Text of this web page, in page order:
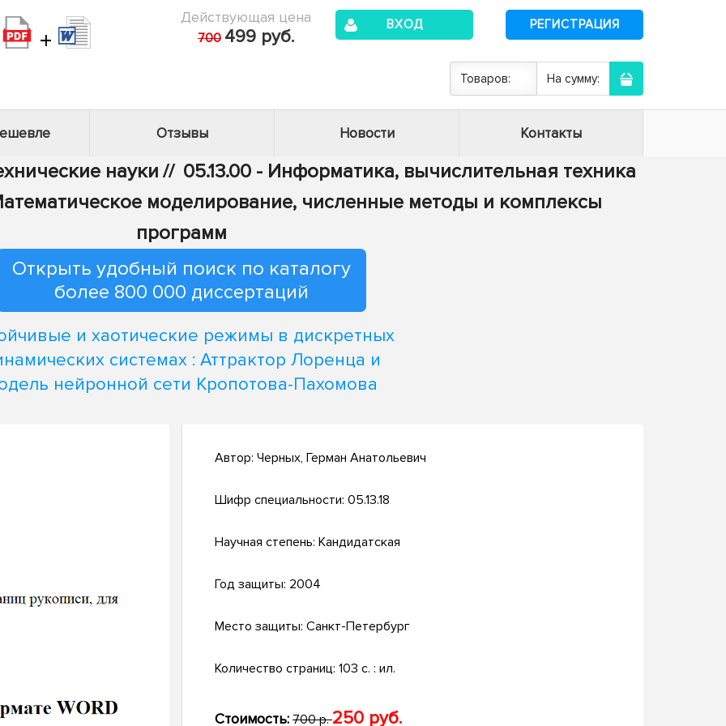
+
Действующая цена
700 499 руб.
ВХОД РЕГИСТРАЦИЯ
Товаров: На сумму:
Отзывы Новости Контакты
науки // 05.13.00 - Информатика, вычислительная техника
моделирование, численные методы и комплексы
программ
Открыть удобный поиск по каталогу
более 800 000 диссертаций
и хаотические режимы в дискретных
системах : Аттрактор Лоренца и
нейронной сети Кропотова-Пахомова
Автор: Черных, Герман Анатольевич
Шифр специальности: 05.13.18
Научная степень: Кандидатская
Год защиты: 2004
Место защиты: Санкт-Петербург
Количество страниц: 103 с. : ил.
Стоимость: 700 р.250 руб.